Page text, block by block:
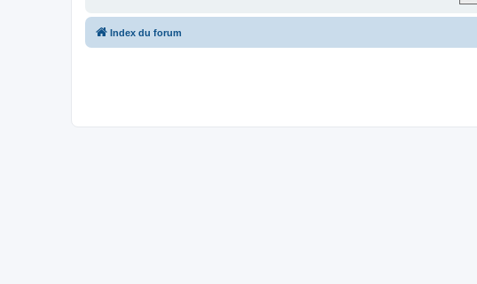
Index du forum